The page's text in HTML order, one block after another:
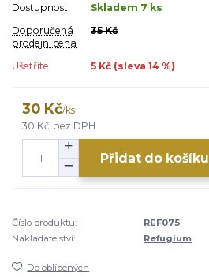
Dostupnost
Skladem 7 ks
Doporučená
prodejní cena
35 Kč
Ušetříte 5 Kč (sleva 14 %)
30 Kč/ks
30 Kč bez DPH
Přidat do košíku
Číslo produktu:
REF075
Nakladatelství:
Refugium
Do oblíbených